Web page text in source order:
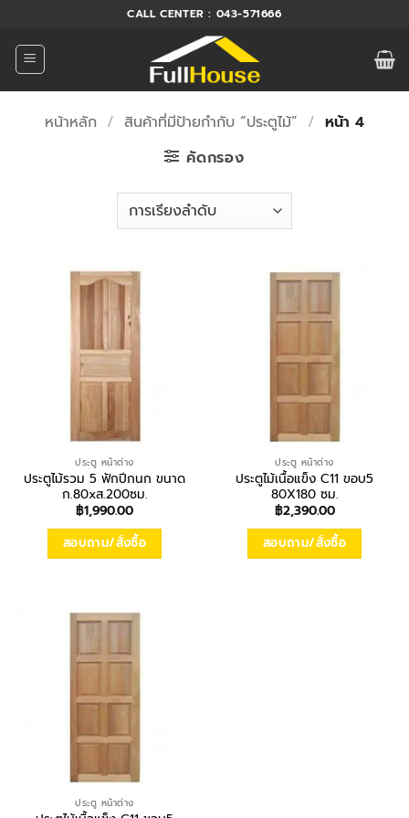
ยัง
เนื้อหา
CALL CENTER : 043-571666
หน้าหลัก / สินค้าที่มีป้ายกำกับ “ประตูไม้” / หน้า 4
คัดกรอง
ประตู หน้าต่าง
ประตูไม้รวม 5 ฟักปีกนก ขนาด
ก.80xส.200ซม.
฿1,990.00
สอบถาม/สั่งซื้อ
ประตู หน้าต่าง
ประตูไม้เนื้อแข็ง C11 ขอบ5
80X180 ซม.
฿2,390.00
สอบถาม/สั่งซื้อ
ประตู หน้าต่าง